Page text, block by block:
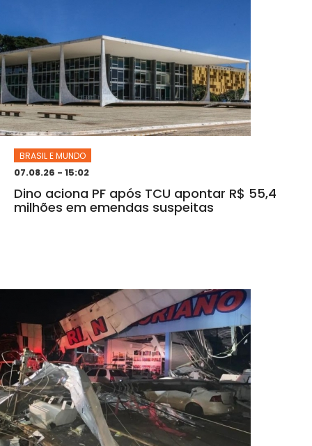
BRASIL E MUNDO
07.08.26 - 15:02
Dino aciona PF após TCU apontar R$ 55,4
milhões em emendas suspeitas